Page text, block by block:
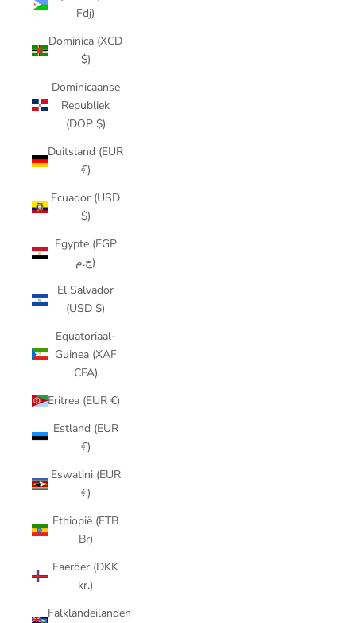
Fdj)
Dominica (XCD
$)
Dominicaanse
Republiek
(DOP $)
Duitsland (EUR
€)
Ecuador (USD
$)
Egypte (EGP
ج.م)
El Salvador
(USD $)
Equatoriaal-
Guinea (XAF
CFA)
Eritrea (EUR €)
Estland (EUR
€)
Eswatini (EUR
€)
Ethiopië (ETB
Br)
Faeröer (DKK
kr.)
Falklandeilanden